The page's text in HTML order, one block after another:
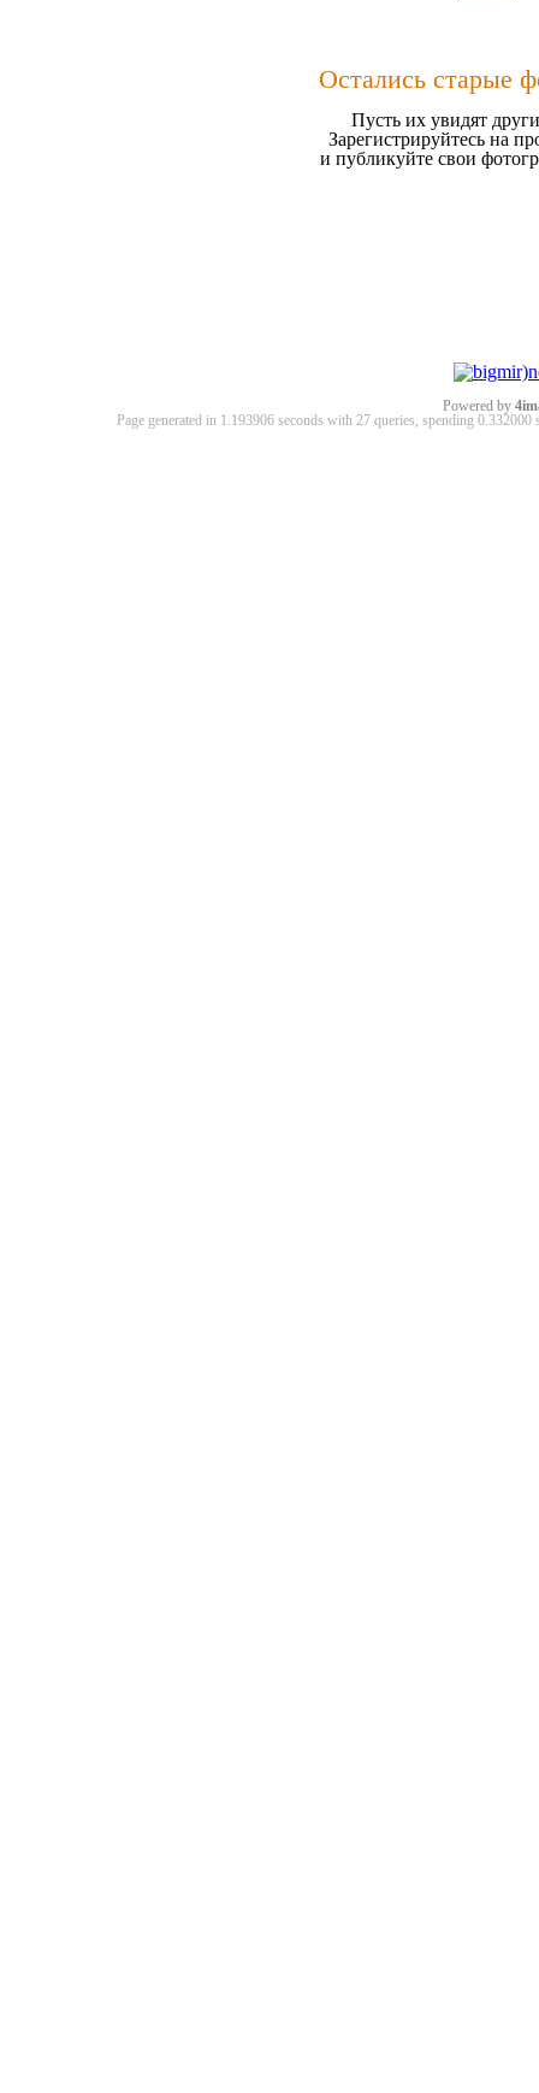
Остались старые
Пусть их увидят
Зарегистрируйтесь на
и публикуйте свои
Powered by
Page generated in 1.193906 seconds with 27 queries, spending